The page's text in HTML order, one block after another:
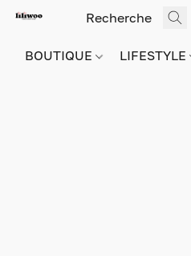
BOUTIQUE LIFESTYLE